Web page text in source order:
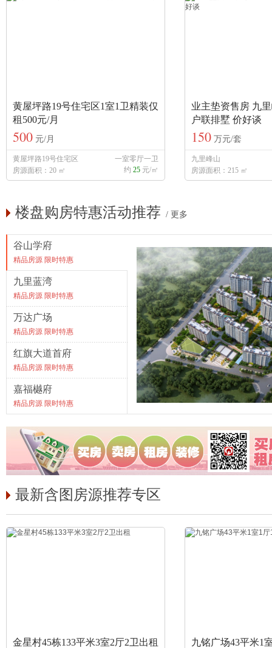
黄屋坪路19号住宅区1室1卫精装仅
租500元/月
500 元/月
黄屋坪路19号住宅区
房源面积：20 ㎡
一室零厅一卫
约 25 元/㎡
业主垫资售房 九
户联排墅 价好谈
150 万元/套
九里峰山
房源面积：215 ㎡
楼盘购房特惠活动推荐 / 更多
谷山学府
精品房源 限时特惠
九里蓝湾
精品房源 限时特惠
万达广场
精品房源 限时特惠
红旗大道首府
精品房源 限时特惠
嘉福樾府
精品房源 限时特惠
最新含图房源推荐专区
金星村45栋133平米3室2厅2卫出租 九铭广场43平米1